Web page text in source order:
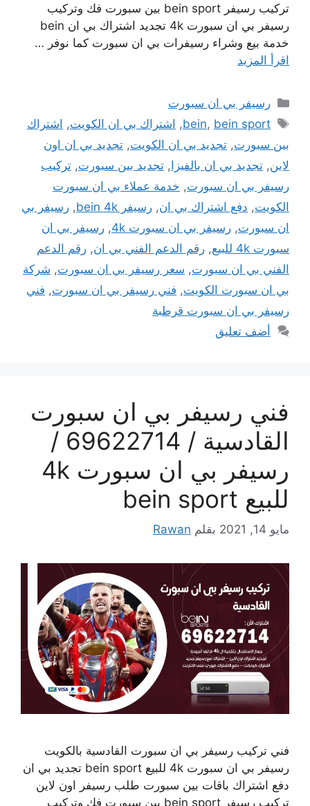
تركيب رسيفر bein sport بين سبورت فك وتركيب
رسيفر بي ان سبورت 4k تجديد اشتراك بي ان bein
خدمة بيع وشراء رسيفرات بي ان سبورت كما نوفر …
اقرأ المزيد
التصنيفات
رسيفر بي ان سبورت
الوسوم
bein, bein sport
, اشتراك بي ان الكويت, اشتراك
بين سبورت, تجديد بي ان الكويت, تجديد بي ان اون
لاين, تجديد بي ان بالفيزا, تجديد بين سبورت, تركيب
رسيفر بي ان سبورت, خدمة عملاء بي ان سبورت
الكويت, دفع اشتراك بي ان, رسيفر bein 4k , رسيفر بي
ان سبورت, رسيفر بي ان سبورت 4k , رسيفر بي ان
سبورت 4k للبيع
, رقم الدعم الفني بي ان, رقم الدعم
الفني بي ان سبورت, سعر رسيفر بي ان سبورت, شركة
بي ان سبورت الكويت, فني رسيفر بي ان سبورت, فني
رسيفر بي ان سبورت قرطبة
أضف تعليق
فني رسيفر بي ان سبورت
القادسية / 69622714 /
رسيفر بي ان سبورت 4k
للبيع bein sport
مايو 14, 2021 بقلم Rawan
فني تركيب رسيفر بي ان سبورت القادسية بالكويت
رسيفر بي ان سبورت 4k للبيع bein sport تجديد بي ان
دفع اشتراك باقات بين سبورت طلب رسيفر اون لاين
تركيب رسيفر bein sport بين سبورت فك وتركيب